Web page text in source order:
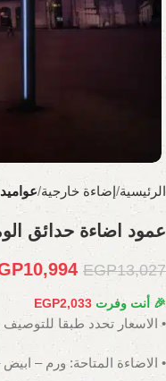
الرئيسية إضاءة خارجية
عمود اضاءة حدائق
EGP13,027
10,994
🎉 أنت وفرت EGP2,033
• الاسعار تحدد طبقا للتوصيف
• الاضاءة المتاحة: ورم –